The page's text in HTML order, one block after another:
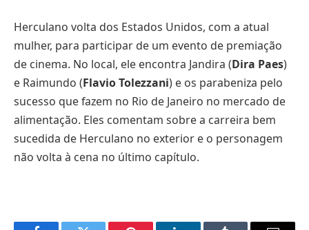
Herculano volta dos Estados Unidos, com a atual
mulher, para participar de um evento de premiação
de cinema. No local, ele encontra Jandira (Dira Paes)
e Raimundo (Flavio Tolezzani) e os parabeniza pelo
sucesso que fazem no Rio de Janeiro no mercado de
alimentação. Eles comentam sobre a carreira bem
sucedida de Herculano no exterior e o personagem
não volta à cena no último capítulo.